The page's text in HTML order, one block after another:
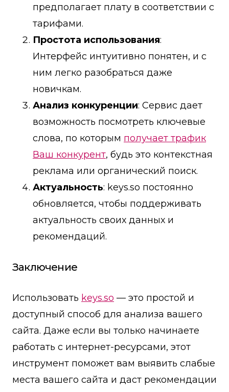
предполагает плату в соответствии с
тарифами.
Простота использования:
Интерфейс интуитивно понятен, и с
ним легко разобраться даже
новичкам.
Анализ конкуренции: Сервис дает
возможность посмотреть ключевые
слова, по которым получает трафик
Ваш конкурент, будь это контекстная
реклама или органический поиск.
Актуальность: keys.so постоянно
обновляется, чтобы поддерживать
актуальность своих данных и
рекомендаций.
Заключение
Использовать keys.so — это простой и
доступный способ для анализа вашего
сайта. Даже если вы только начинаете
работать с интернет-ресурсами, этот
инструмент поможет вам выявить слабые
места вашего сайта и даст рекомендации